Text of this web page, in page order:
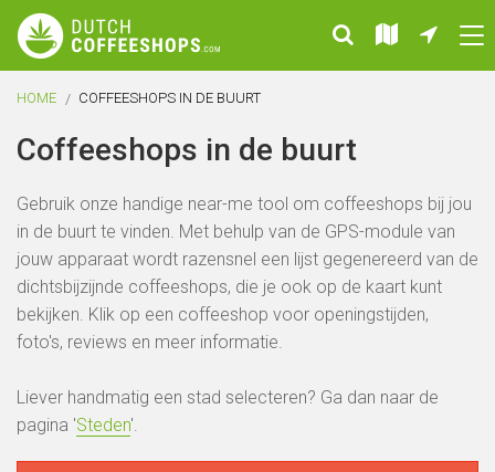
HOME COFFEESHOPS IN DE BUURT
Coffeeshops in de buurt
Gebruik onze handige near-me tool om coffeeshops bij jou
in de buurt te vinden. Met behulp van de GPS-module van
jouw apparaat wordt razensnel een lijst gegenereerd van de
dichtsbijzijnde coffeeshops, die je ook op de kaart kunt
bekijken. Klik op een coffeeshop voor openingstijden,
foto's, reviews en meer informatie.
Liever handmatig een stad selecteren? Ga dan naar de
pagina 'Steden'.